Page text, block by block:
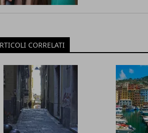
CORRELATI